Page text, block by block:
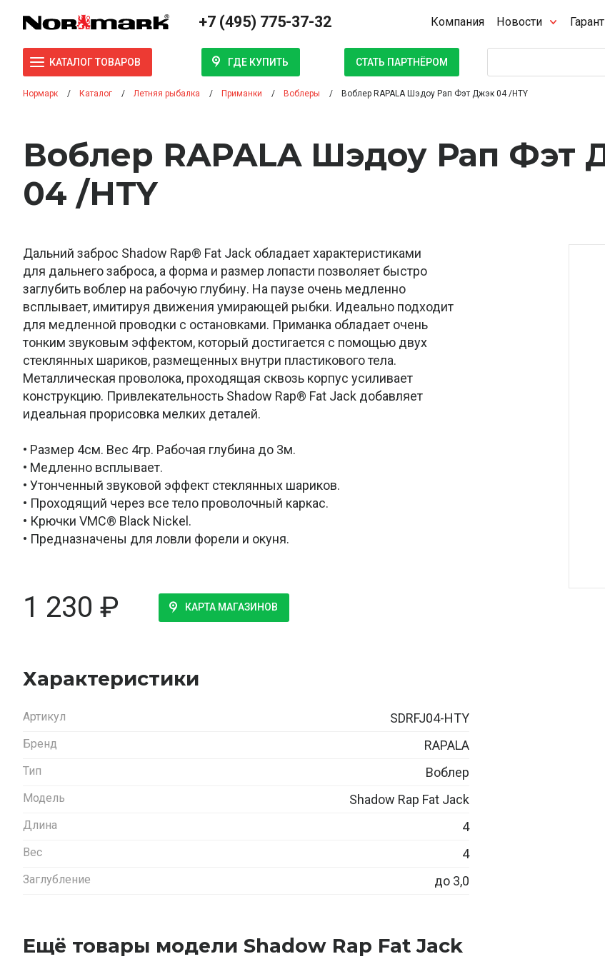
+7 (495) 775-37-32 Компания Новости
КАТАЛОГ ТОВАРОВ ГДЕ КУПИТЬ СТАТЬ ПАРТНЁРОМ
Нормарк Каталог Летняя рыбалка Приманки Воблеры Воблер RAPALA Шэдоу Рап Фэт Джэк 04 /HTY
Воблер RAPALA Шэдоу Рап Фэт
04 /HTY
Дальний заброс Shadow Rap® Fat Jack обладает характеристиками
для дальнего заброса, а форма и размер лопасти позволяет быстро
заглубить воблер на рабочую глубину. На паузе очень медленно
всплывает, имитируя движения умирающей рыбки. Идеально подходит
для медленной проводки с остановками. Приманка обладает очень
тонким звуковым эффектом, который достигается с помощью двух
стеклянных шариков, размещенных внутри пластикового тела.
Металлическая проволока, проходящая сквозь корпус усиливает
конструкцию. Привлекательность Shadow Rap® Fat Jack добавляет
идеальная прорисовка мелких деталей.
• Размер 4см. Вес 4гр. Рабочая глубина до 3м.
• Медленно всплывает.
• Утонченный звуковой эффект стеклянных шариков.
• Проходящий через все тело проволочный каркас.
• Крючки VMC® Black Nickel.
• Предназначены для ловли форели и окуня.
1 230 ₽ КАРТА МАГАЗИНОВ
Характеристики
Артикул SDRFJ04-HTY
Бренд RAPALA
Тип Воблер
Модель Shadow Rap Fat Jack
Длина 4
Вес 4
Заглубление до 3,0
Ещё товары модели Shadow Rap Fat Jack